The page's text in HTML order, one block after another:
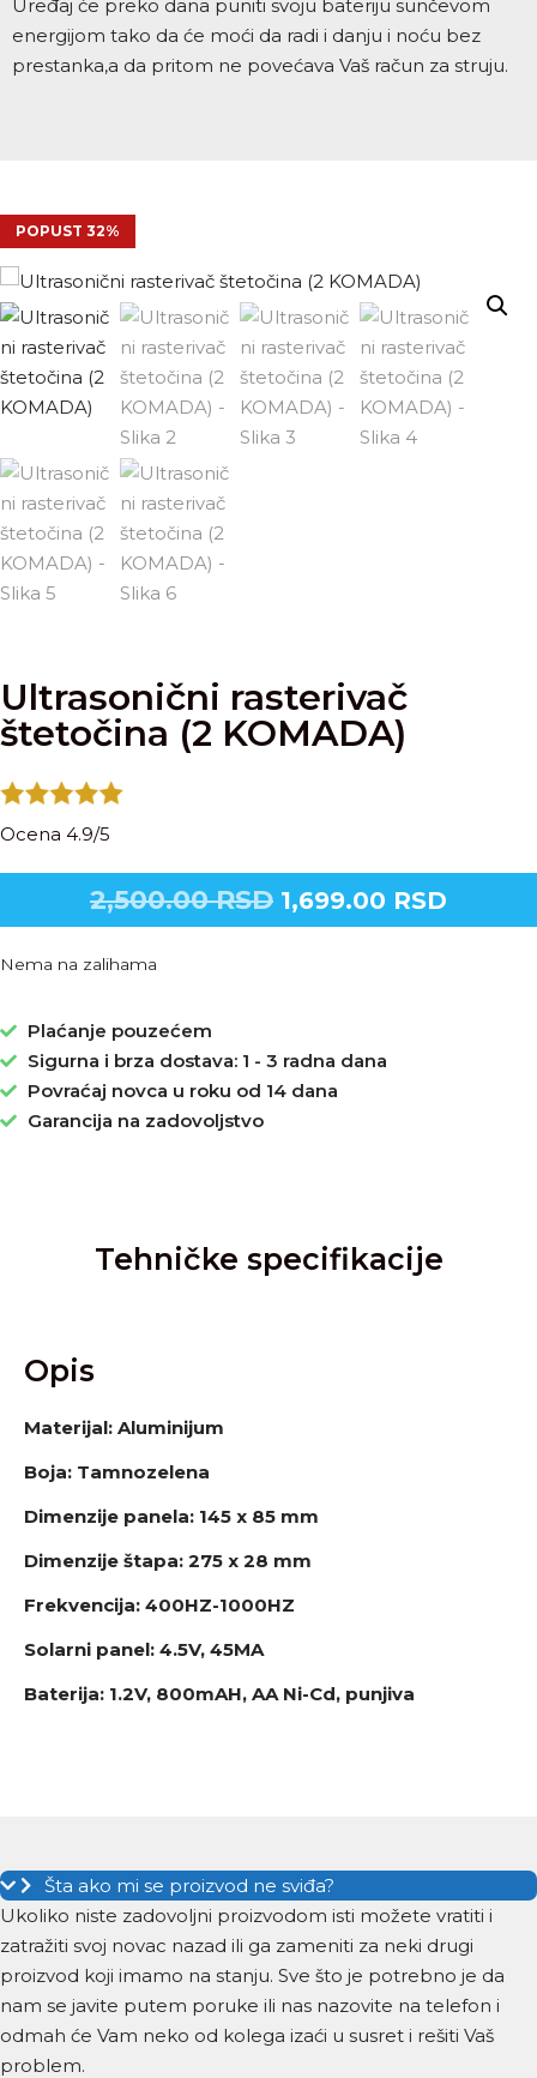
Uređaj će preko dana puniti svoju bateriju sunčevom
energijom tako da će moći da radi i danju i noću bez
prestanka,a da pritom ne povećava Vaš račun za struju.
POPUST 32%
Ultrasonični rasterivač
štetočina (2 KOMADA)
Ocena 4.9/5
2,500.00RSD 1,699.00 RSD
Nema na zalihama
Plaćanje pouzećem
Sigurna i brza dostava: 1 - 3 radna dana
Povraćaj novca u roku od 14 dana
Garancija na zadovoljstvo
Tehničke specifikacije
Opis
Materijal: Aluminijum
Boja: Tamnozelena
Dimenzije panela: 145 x 85 mm
Dimenzije štapa: 275 x 28 mm
Frekvencija: 400HZ-1000HZ
Solarni panel: 4.5V, 45MA
Baterija: 1.2V, 800mAH, AA Ni-Cd, punjiva
Šta ako mi se proizvod ne sviđa?
Ukoliko niste zadovoljni proizvodom isti možete vratiti i
zatražiti svoj novac nazad ili ga zameniti za neki drugi
proizvod koji imamo na stanju. Sve što je potrebno je da
nam se javite putem poruke ili nas nazovite na telefon i
odmah će Vam neko od kolega izaći u susret i rešiti Vaš
problem.